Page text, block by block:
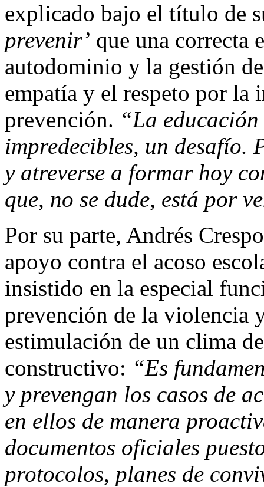
explicado bajo el título de
prevenir’ que una correcta
autodominio y la gestión
empatía y el respeto por la
prevención. “La
impredecibles, un desafío.
y atreverse a formar hoy
que, no se dude, está por
Por su parte, Andrés
apoyo contra el acoso
insistido en la especial
prevención de la violencia
estimulación de un clima
constructivo: “Es
y prevengan los casos de
en ellos de manera
documentos oficiales
protocolos, planes de